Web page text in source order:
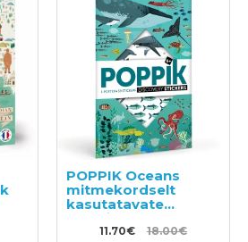
POPPIK Oceans
mitmekordselt
kasutatavate
kleebistega plakat
11.70€ 18.00€